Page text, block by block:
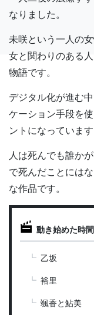
なりました。
未咲という一人の
女と関わりのある
物語です。
デジタル化が進む
ケーション手段を
ントになっています
人は死んでも誰か
で死んだことには
な作品です。
動き始めた時間
乙坂
裕里
颯香と鮎美